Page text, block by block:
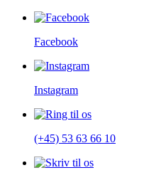
Facebook
Instagram
(+45) 53 63 66 10